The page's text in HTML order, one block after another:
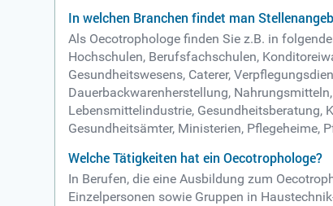
In welchen Branchen findet man
Als Oecotrophologe finden Sie z.B. in
Hochschulen, Berufsfachschulen,
Gesundheitswesens, Caterer,
Dauerbackwarenherstellung,
Lebensmittelindustrie, Gesundheitsberatung,
Gesundheitsämter, Ministerien, Pflegeheime,
Welche Tätigkeiten hat ein Oecotrophologe?
In Berufen, die eine Ausbildung zum
Einzelpersonen sowie Gruppen in